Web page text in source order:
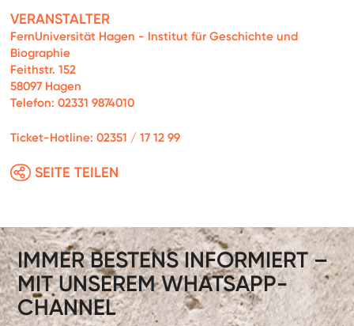
VERANSTALTER
FernUniversität Hagen - Institut für Geschichte und
Biographie
Feithstr. 152
58097 Hagen
Telefon: 02331 9874010
Ticket-Hotline: 02351 / 17 12 99
SEITE TEILEN
IMMER BESTENS INFORMIERT –
MIT UNSEREM WHATSAPP-
CHANNEL